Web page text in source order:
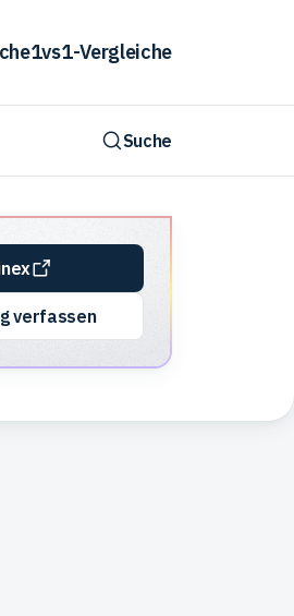
1vs1-Vergleiche
Suche
verfassen